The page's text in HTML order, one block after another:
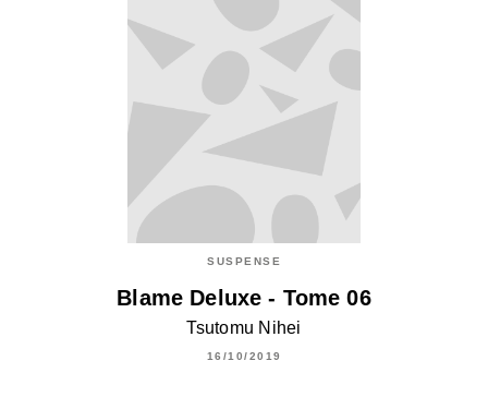
SUSPENSE
Blame Deluxe - Tome 06
Tsutomu Nihei
16/10/2019